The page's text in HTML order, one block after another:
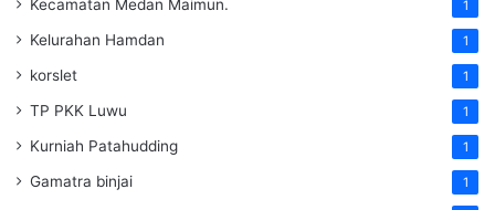
Kecamatan Medan Maimun. 1
Kelurahan Hamdan 1
korslet 1
TP PKK Luwu 1
Kurniah Patahudding 1
Gamatra binjai 1